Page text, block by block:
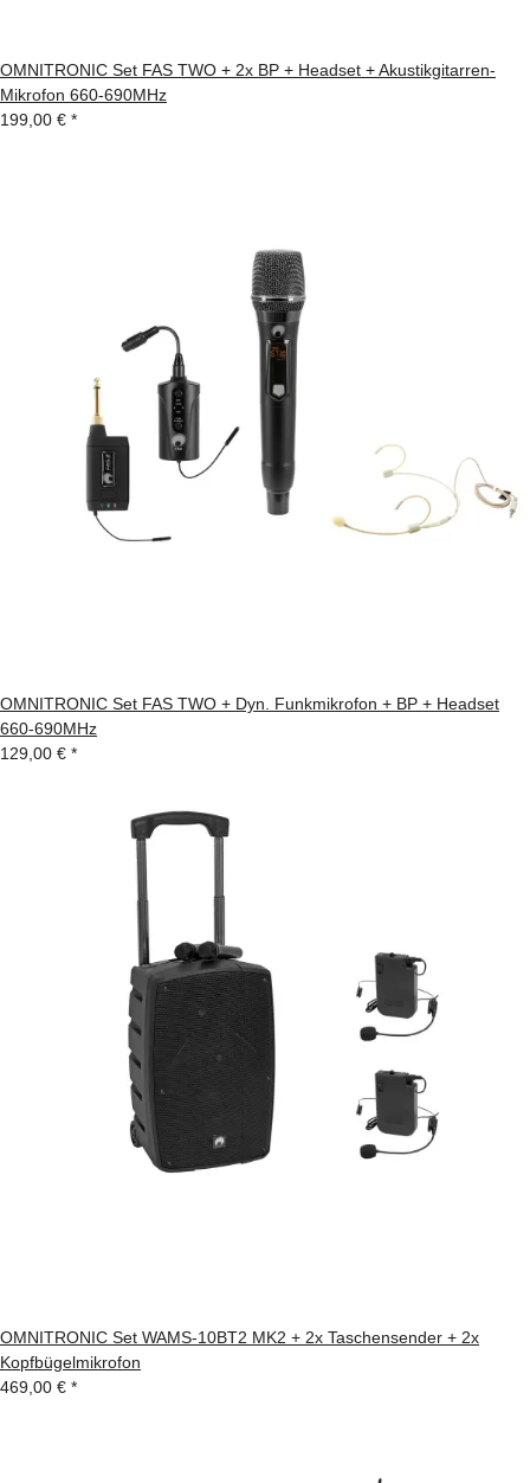
OMNITRONIC Set FAS TWO + 2x BP + Headset + Akustikgitarren-
Mikrofon 660-690MHz
199,00 € *
OMNITRONIC Set FAS TWO + Dyn. Funkmikrofon + BP + Headset
660-690MHz
129,00 € *
OMNITRONIC Set WAMS-10BT2 MK2 + 2x Taschensender + 2x
Kopfbügelmikrofon
469,00 € *